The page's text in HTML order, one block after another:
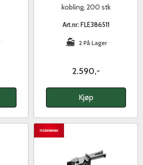
kobling, 200 stk
Art.nr: FLE386511
2 På Lager
2.590,-
Kjøp